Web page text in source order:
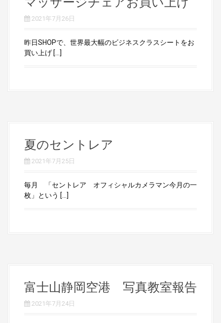
2021年7月26日
昨日SHOPで、世界最大幅のビジネスクラスシートをお
買い上げ […]
夏のセントレア
2021年7月25日
毎月 「セントレア オフィシャルカメラマン今月の一
枚」という […]
富士山静岡空港 写真教室報告
2021年7月24日